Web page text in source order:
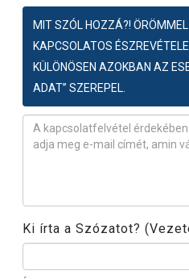
MIT SZÓL HOZZÁ?!
KAPCSOLATOS
KÜLÖNÖSEN AZOKBAN AZ
ADAT” SZEREPEL.
Ki írta a Szózatot?